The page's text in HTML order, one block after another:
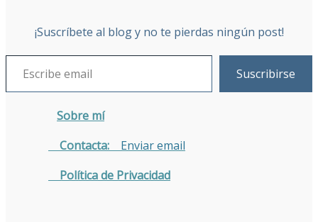
¡Suscríbete al blog y no te pierdas ningún post!
Suscribirse
Sobre mí
Contacta: Enviar email
Política de Privacidad